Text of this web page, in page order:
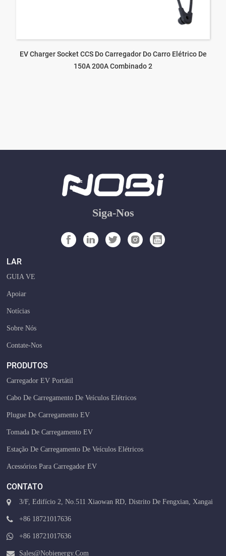
EV Charger Socket CCS Do Carregador Do Carro Elétrico De
150A 200A Combinado 2
Siga-Nos
LAR
GUIA VE
Apoiar
Notícias
Sobre Nós
Contate-Nos
PRODUTOS
Carregador EV Portátil
Cabo De Carregamento De Veículos Elétricos
Plugue De Carregamento EV
Tomada De Carregamento EV
Estação De Carregamento De Veículos Elétricos
Acessórios Para Carregador EV
CONTATO
3/F, Edifício 2, No.511 Xiaowan RD, Distrito De Fengxian, Xangai
+86 18721017636
+86 18721017636
Sales@nobienergy.com